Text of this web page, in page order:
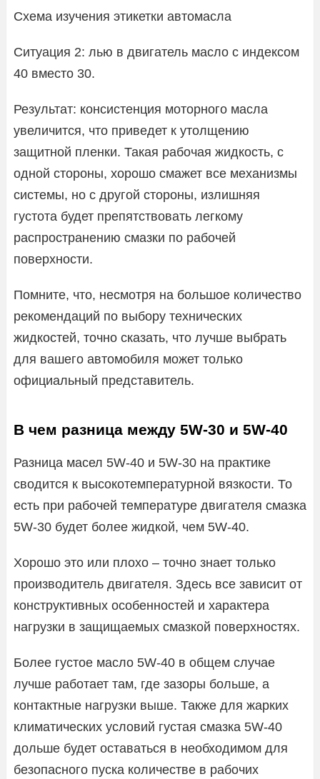
Схема изучения этикетки автомасла
Ситуация 2: лью в двигатель масло с индексом
40 вместо 30.
Результат: консистенция моторного масла
увеличится, что приведет к утолщению
защитной пленки. Такая рабочая жидкость, с
одной стороны, хорошо смажет все механизмы
системы, но с другой стороны, излишняя
густота будет препятствовать легкому
распространению смазки по рабочей
поверхности.
Помните, что, несмотря на большое количество
рекомендаций по выбору технических
жидкостей, точно сказать, что лучше выбрать
для вашего автомобиля может только
официальный представитель.
В чем разница между 5W-30 и 5W-40
Разница масел 5W-40 и 5W-30 на практике
сводится к высокотемпературной вязкости. То
есть при рабочей температуре двигателя смазка
5W-30 будет более жидкой, чем 5W-40.
Хорошо это или плохо – точно знает только
производитель двигателя. Здесь все зависит от
конструктивных особенностей и характера
нагрузки в защищаемых смазкой поверхностях.
Более густое масло 5W-40 в общем случае
лучше работает там, где зазоры больше, а
контактные нагрузки выше. Также для жарких
климатических условий густая смазка 5W-40
дольше будет оставаться в необходимом для
безопасного пуска количестве в рабочих